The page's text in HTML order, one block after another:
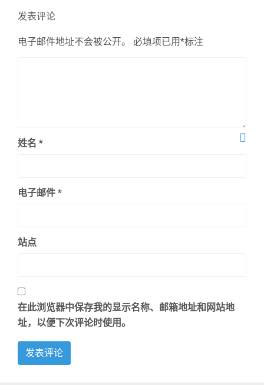
发表评论
电子邮件地址不会被公开。 必填项已用*标注
姓名 *
电子邮件 *
站点
在此浏览器中保存我的显示名称、邮箱地址和网站地
址，以便下次评论时使用。